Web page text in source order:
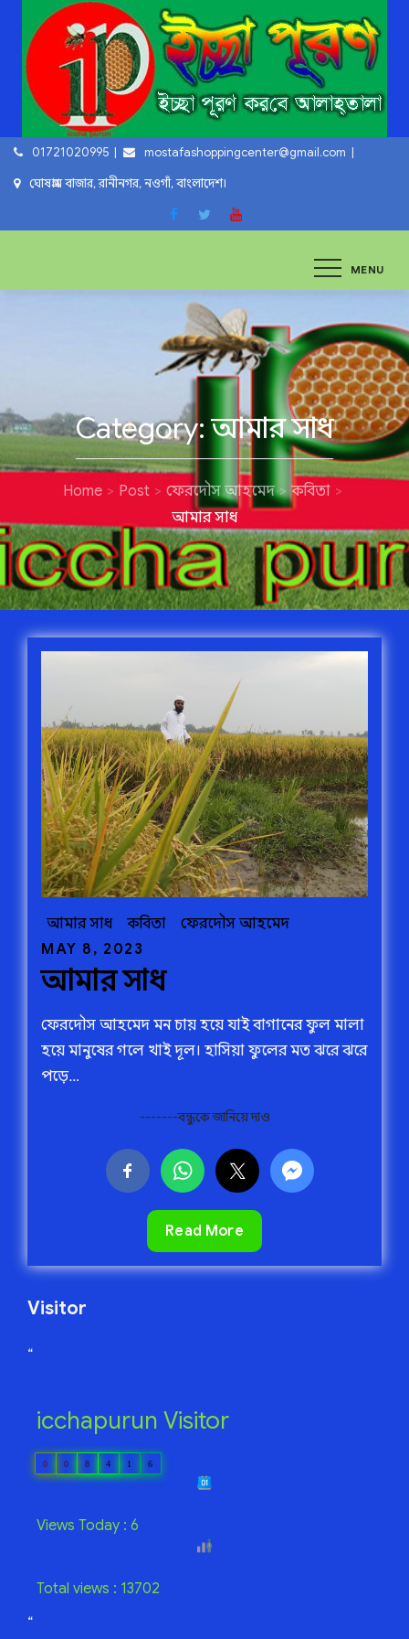
content
01721020995
mostafashoppingcenter@gmail.com
ঘোষগ্রাম বাজার, রানীনগর, নওগাঁ, বাংলাদেশ।
MENU
Category:আমার সাধ
Home Post ফেরদৌস আহমেদ
কবিতা
আমার সাধ
আমার সাধ কবিতা
ফেরদৌস আহমেদ
Posted
on
MAY 8, 2023
আমার সাধ
ফেরদৌস আহমেদ মন চায় হয়ে যাই বাগানের ফুল মালা
হয়ে মানুষের গলে খাই দূল। হাসিয়া ফুলের মত ঝরে ঝরে
পড়ে…
-------বন্ধুকে জানিয়ে দাও
আমার
সাধ
Read More
Visitor
“
icchapurun Visitor
0 0 8 4 1 6
Views Today : 6
Total views : 13702
“